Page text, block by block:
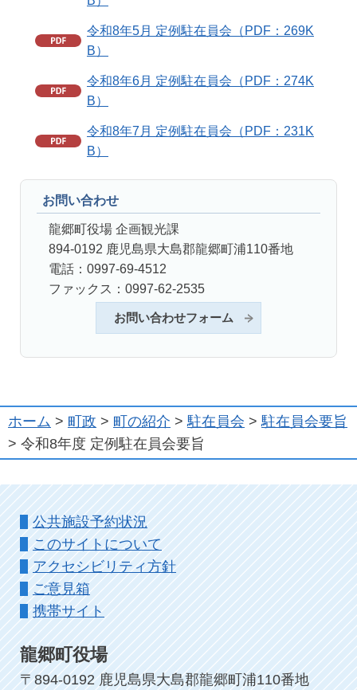
令和8年5月 定例駐在員会（PDF：269K
B）
令和8年6月 定例駐在員会（PDF：274K
B）
令和8年7月 定例駐在員会（PDF：231K
B）
お問い合わせ
龍郷町役場 企画観光課
894-0192 鹿児島県大島郡龍郷町浦110番地
電話：0997-69-4512
ファックス：0997-62-2535
お問い合わせフォーム
ホーム > 町政 > 町の紹介 >駐在員会 >駐在員会要旨
> 令和8年度 定例駐在員会要旨
公共施設予約状況
このサイトについて
アクセシビリティ方針
ご意見箱
携帯サイト
龍郷町役場
〒894-0192 鹿児島県大島郡龍郷町浦110番地